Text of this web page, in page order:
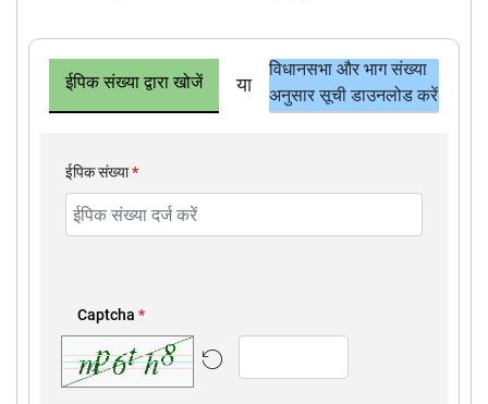
ईपिक संख्या द्वारा खोजें या
विधानसभा और भाग संख्या
अनुसार सूची डाउनलोड करें
ईपिक संख्या*
Captcha *